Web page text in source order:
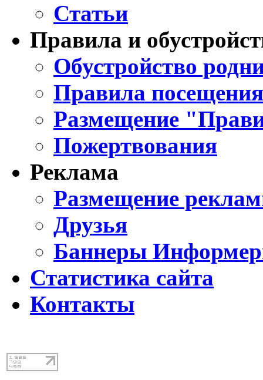
Статьи
Правила и
Обустройство
Правила
Размещение
Пожертвования
Реклама
Размещение
Друзья
Баннеры
Статистика сайта
Контакты